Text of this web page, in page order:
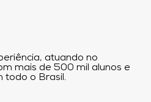
atuando no
mais de 500 mil alunos e
todo o Brasil.